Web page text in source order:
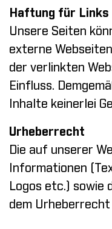
Haftung für Links
Unsere Seiten
externe
der verlinkten
Einfluss.
Inhalte keinerlei
Urheberrecht
Die auf unserer
Informationen
Logos etc.) sowie
dem Urheberrecht